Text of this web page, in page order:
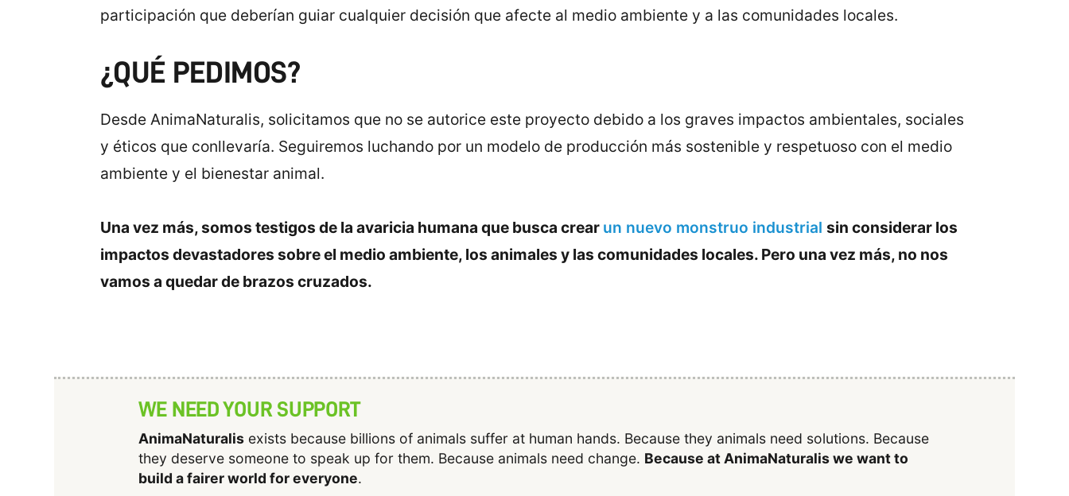
participación que deberían guiar cualquier decisión que afecte al medio ambiente y a las comunidades locales.
¿QUÉ PEDIMOS?
Desde AnimaNaturalis, solicitamos que no se autorice este proyecto debido a los graves impactos ambientales, sociales
y éticos que conllevaría. Seguiremos luchando por un modelo de producción más sostenible y respetuoso con el medio
ambiente y el bienestar animal.
Una vez más, somos testigos de la avaricia humana que busca crear un nuevo monstruo industrial sin considerar los
impactos devastadores sobre el medio ambiente, los animales y las comunidades locales. Pero una vez más, no nos
vamos a quedar de brazos cruzados.
WE NEED YOUR SUPPORT
AnimaNaturalisexists because billions of animals suffer at human hands. Because they animals need solutions. Because
they deserve someone to speak up for them. Because animals need change. Because at AnimaNaturalis we want to
build a fairer world for everyone.